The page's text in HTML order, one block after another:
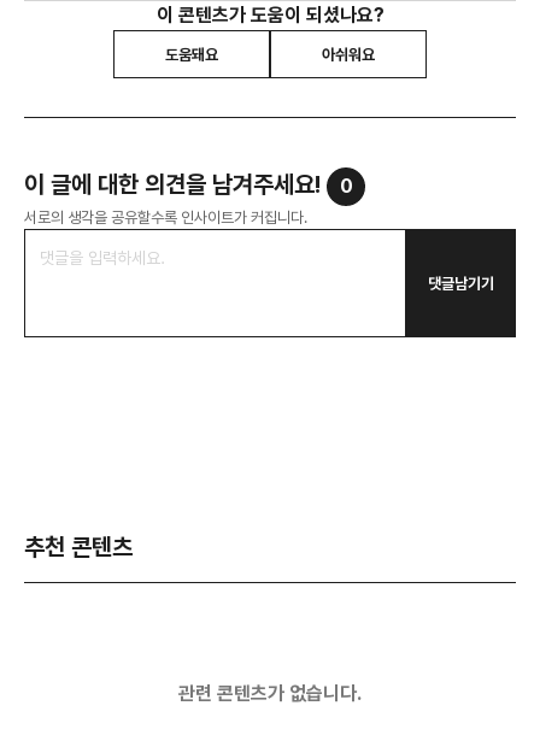
이 콘텐츠가 도움이 되셨나요?
도움돼요 아쉬워요
이 글에 대한 의견을 남겨주세요! 0
서로의 생각을 공유할수록 인사이트가 커집니다.
댓글남기기
추천 콘텐츠
관련 콘텐츠가 없습니다.